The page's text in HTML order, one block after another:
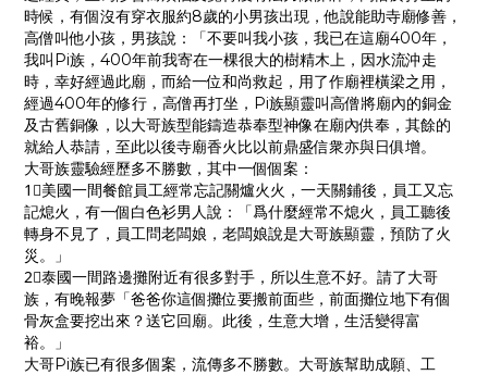
時候，有個沒有穿衣服約8歲的小男孩出現，他說能助寺廟修善，
高僧叫他小孩，男孩說：「不要叫我小孩，我已在這廟400年，
我叫Pi族，400年前我寄在一棵很大的樹精木上，因水流沖走
時，幸好經過此廟，而給一位和尚救起，用了作廟裡橫梁之用，
經過400年的修行，高僧再打坐，Pi族顯靈叫高僧將廟內的銅金
及古舊銅像，以大哥族型能鑄造恭奉型神像在廟內供奉，其餘的
就給人恭請，至此以後寺廟香火比以前鼎盛信衆亦與日俱增。
大哥族靈驗經歷多不勝數，其中一個個案：
1⃣️美國一間餐館員工經常忘記關爐火火，一天關鋪後，員工又忘
記熄火，有一個白色衫男人說：「爲什麼經常不熄火，員工聽後
轉身不見了，員工問老闆娘，老闆娘說是大哥族顯靈，預防了火
災。」
2⃣️泰國一間路邊攤附近有很多對手，所以生意不好。請了大哥
族，有晚報夢「爸爸你這個攤位要搬前面些，前面攤位地下有個
骨灰盒要挖出來？送它回廟。此後，生意大增，生活變得富
裕。」
大哥Pi族已有很多個案，流傳多不勝數。大哥族幫助成願、工